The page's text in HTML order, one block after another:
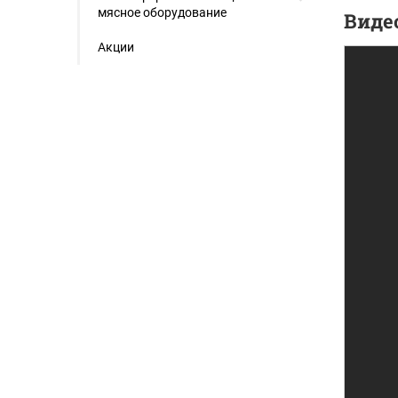
мясное оборудование
Акции